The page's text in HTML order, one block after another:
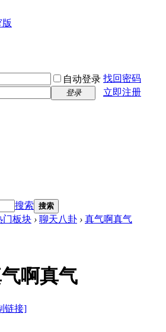
自动登录 找回密码
登录 立即注册
搜索 搜索
门板块 › 聊天八卦 › 真气啊真气
啊真气
链接]